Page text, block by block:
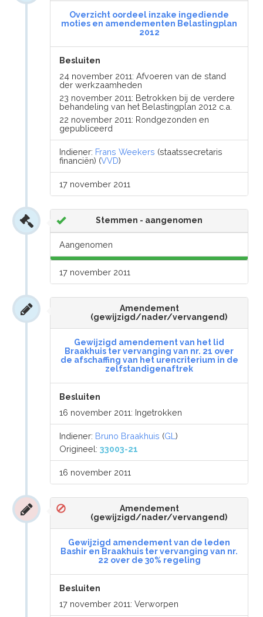
Overzicht oordeel inzake ingediende
moties en amendementen Belastingplan
2012
Besluiten
24 november 2011: Afvoeren van de stand
der werkzaamheden
23 november 2011: Betrokken bij de verdere
behandeling van het Belastingplan 2012 c.a.
22 november 2011: Rondgezonden en
gepubliceerd
Indiener: Frans Weekers (staatssecretaris
financiën) (VVD)
17 november 2011
Stemmen - aangenomen
Aangenomen
17 november 2011
Amendement
(gewijzigd/nader/vervangend)
Gewijzigd amendement van het lid
Braakhuis ter vervanging van nr. 21 over
de afschaffing van het urencriterium in de
zelfstandigenaftrek
Besluiten
16 november 2011: Ingetrokken
Indiener: Bruno Braakhuis (GL)
Origineel:33003-21
16 november 2011
Amendement
(gewijzigd/nader/vervangend)
Gewijzigd amendement van de leden
Bashir en Braakhuis ter vervanging van nr.
22 over de 30% regeling
Besluiten
17 november 2011: Verworpen